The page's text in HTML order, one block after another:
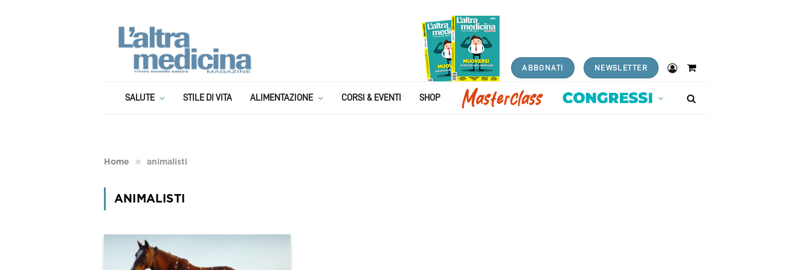
ABBONATI NEWSLETTER
Shopping
SALUTE STILE DI VITA ALIMENTAZIONE CORSI & EVENTI SHOP
Home » animalisti
ANIMALISTI